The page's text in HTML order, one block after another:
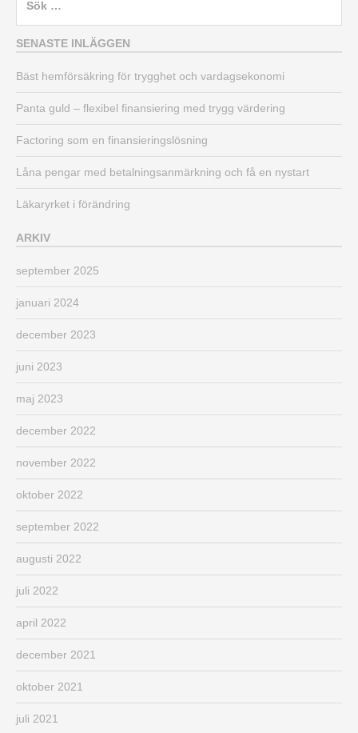
SENASTE INLÄGGEN
Bäst hemförsäkring för trygghet och vardagsekonomi
Panta guld – flexibel finansiering med trygg värdering
Factoring som en finansieringslösning
Låna pengar med betalningsanmärkning och få en nystart
Läkaryrket i förändring
ARKIV
september 2025
januari 2024
december 2023
juni 2023
maj 2023
december 2022
november 2022
oktober 2022
september 2022
augusti 2022
juli 2022
april 2022
december 2021
oktober 2021
juli 2021